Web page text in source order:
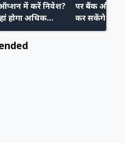
में करें निवेश?
होगा अधिक
पर बैंक और
कर सकेंगे
अपने नए